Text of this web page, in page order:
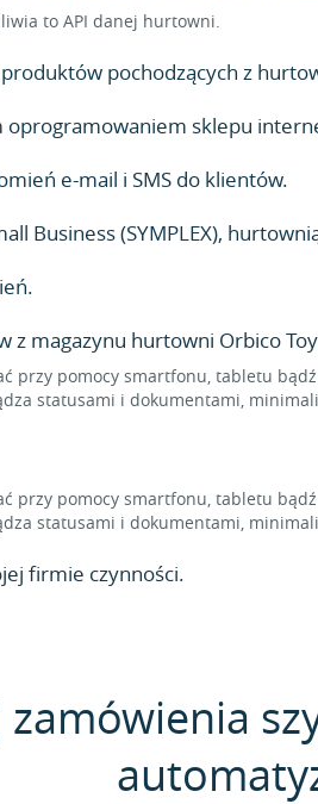
to API danej hurtowni.
pochodzących z
oprogramowaniem sklepu
e-mail i SMS do klientów.
Business (SYMPLEX),
z magazynu hurtowni Orbico
przy pomocy smartfonu, tabletu
statusami i dokumentami,
przy pomocy smartfonu, tabletu
statusami i dokumentami,
firmie czynności.
zamówienia